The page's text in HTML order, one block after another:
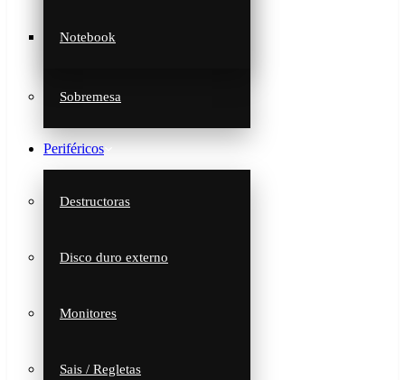
Notebook
Sobremesa
Periféricos
Destructoras
Disco duro externo
Monitores
Sais / Regletas